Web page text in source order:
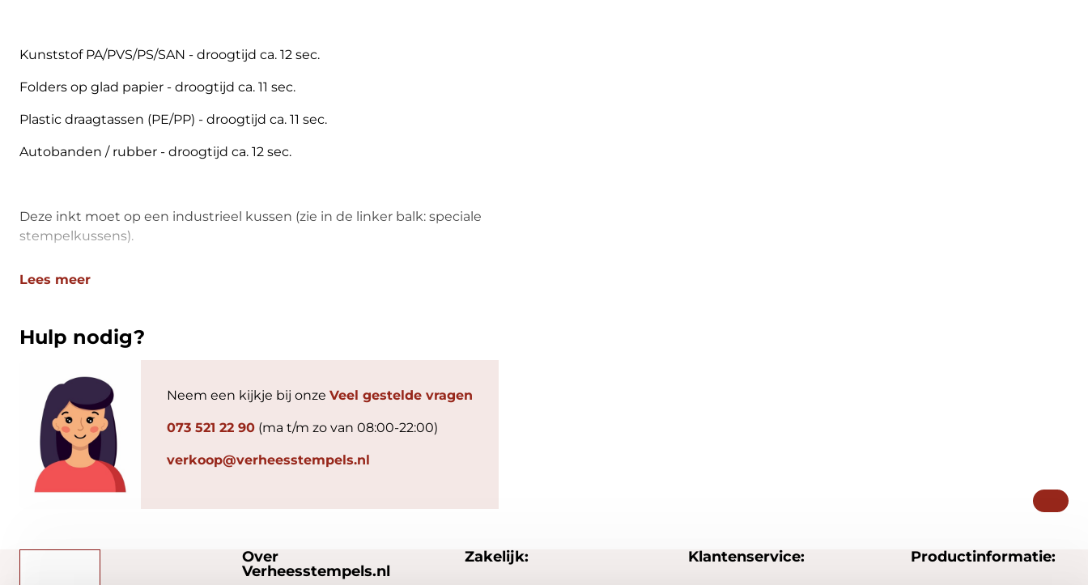
Kunststof PA/PVS/PS/SAN - droogtijd ca. 12 sec.
Folders op glad papier - droogtijd ca. 11 sec.
Plastic draagtassen (PE/PP) - droogtijd ca. 11 sec.
Autobanden / rubber - droogtijd ca. 12 sec.
Deze inkt moet op een industrieel kussen (zie in de linker balk: speciale
stempelkussens).
Lees meer
Hulp nodig?
Neem een kijkje bij onze Veel gestelde vragen
073 521 22 90 (ma t/m zo van 08:00-22:00)
verkoop@verheesstempels.nl
Over
Verheesstempels.nl
Zakelijk: Klantenservice: Productinformatie: